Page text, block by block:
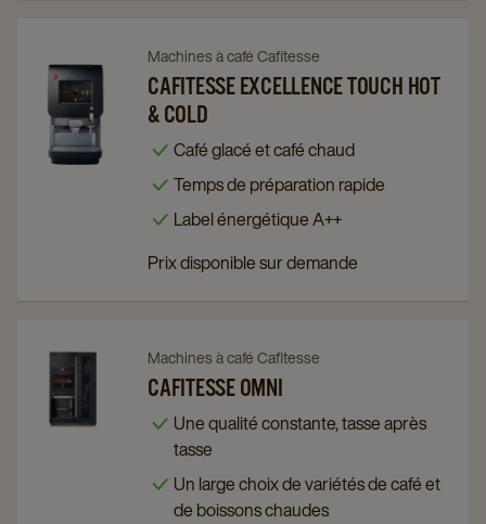
Navigate
Cafitesse
Excellence
Touch
Navigate
to
Cafitesse
Excellence
Touch
&
Cold
Machines à café Cafitesse
CAFITESSE EXCELLENCE TOUCH HOT
& COLD
Café glacé et café chaud
Temps de préparation rapide
Label énergétique A++
Prix disponible sur demande
Navigate
Cafitesse
Navigate
to
Cafitesse
Omni
details
page
Machines à café Cafitesse
CAFITESSE OMNI
Une qualité constante, tasse après
tasse
Un large choix de variétés de café et
de boissons chaudes